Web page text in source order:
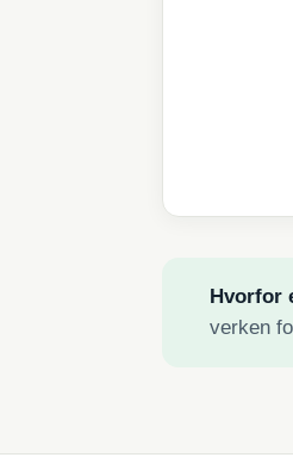
Hvorfor
verken